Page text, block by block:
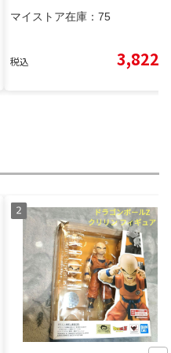
マイストア在庫： 75
税込 3,822